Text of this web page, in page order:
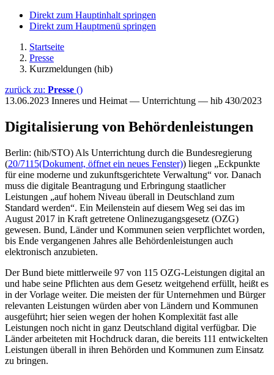
Direkt zum Hauptinhalt springen
Direkt zum Hauptmenü springen
Startseite
Presse
Kurzmeldungen (hib)
zurück zu: Presse ()
13.06.2023 Inneres und Heimat — Unterrichtung — hib 430/2023
Digitalisierung von Behördenleistungen
Berlin: (hib/STO) Als Unterrichtung durch die Bundesregierung
(20/7115(Dokument, öffnet ein neues Fenster)) liegen „Eckpunkte
für eine moderne und zukunftsgerichtete Verwaltung“ vor. Danach
muss die digitale Beantragung und Erbringung staatlicher
Leistungen „auf hohem Niveau überall in Deutschland zum
Standard werden“. Ein Meilenstein auf diesem Weg sei das im
August 2017 in Kraft getretene Onlinezugangsgesetz (OZG)
gewesen. Bund, Länder und Kommunen seien verpflichtet worden,
bis Ende vergangenen Jahres alle Behördenleistungen auch
elektronisch anzubieten.
Der Bund biete mittlerweile 97 von 115 OZG-Leistungen digital an
und habe seine Pflichten aus dem Gesetz weitgehend erfüllt, heißt es
in der Vorlage weiter. Die meisten der für Unternehmen und Bürger
relevanten Leistungen würden aber von Ländern und Kommunen
ausgeführt; hier seien wegen der hohen Komplexität fast alle
Leistungen noch nicht in ganz Deutschland digital verfügbar. Die
Länder arbeiteten mit Hochdruck daran, die bereits 111 entwickelten
Leistungen überall in ihren Behörden und Kommunen zum Einsatz
zu bringen.